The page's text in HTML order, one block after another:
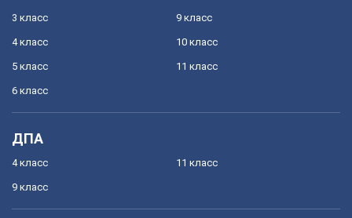
3 класс
4 класс
5 класс
6 класс
9 класс
10 класс
11 класс
ДПА
4 класс
9 класс
11 класс